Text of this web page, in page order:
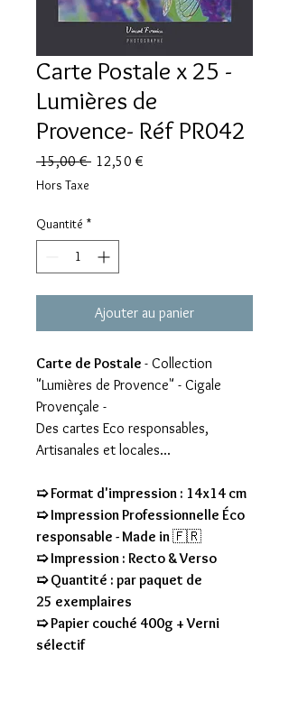
Carte Postale x 25 -
Lumières de
Provence- Réf PR042
15,00 € Prix
12,50 €
Hors Taxe
Quantité *
Ajouter au panier
Carte de Postale - Collection
"Lumières de Provence" - Cigale
Provençale -
Des cartes Eco responsables,
Artisanales et locales...
➯ Format d'impression : 14x14 cm
➯ Impression Professionnelle Éco
responsable - Made in🇫🇷
➯ Impression : Recto & Verso
➯ Quantité : par paquet de
25 exemplaires
➯ Papier couché 400g + Verni
sélectif